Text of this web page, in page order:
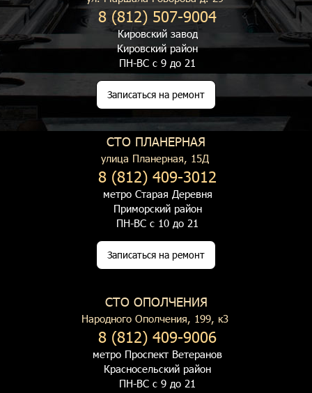
8 (812) 507-9004
Кировский завод
Кировский район
ПН-ВС с 9 до 21
Записаться на ремонт
СТО ПЛАНЕРНАЯ
улица Планерная, 15Д
8 (812) 409-3012
метро Старая Деревня
Приморский район
ПН-ВС с 10 до 21
Записаться на ремонт
СТО ОПОЛЧЕНИЯ
Народного Ополчения, 199, к3
8 (812) 409-9006
метро Проспект Ветеранов
Красносельский район
ПН-ВС с 9 до 21